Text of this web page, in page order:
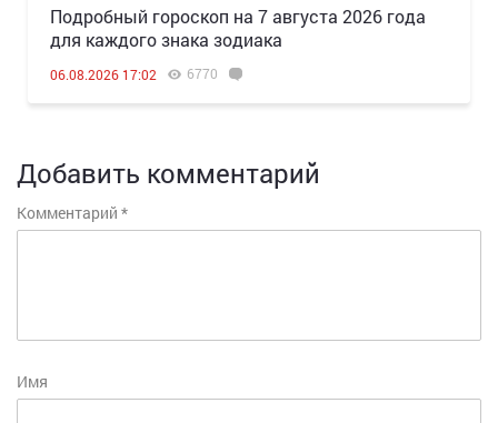
Подробный гороскоп на 7 августа 2026 года
для каждого знака зодиака
06.08.2026 17:02 6770
Добавить комментарий
Комментарий *
Имя